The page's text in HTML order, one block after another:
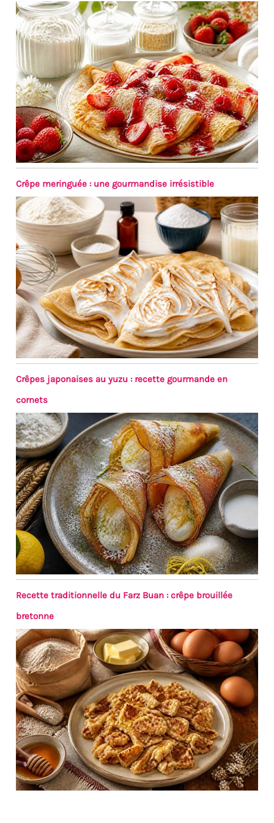
Crêpe meringuée : une gourmandise irrésistible
Crêpes japonaises au yuzu : recette gourmande en
cornets
Recette traditionnelle du Farz Buan : crêpe brouillée
bretonne